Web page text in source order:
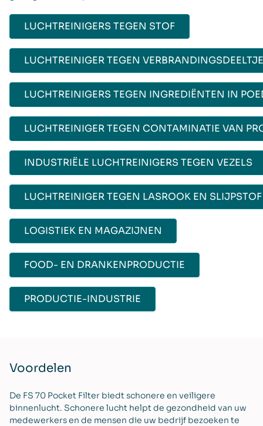
LUCHTREINIGERS TEGEN STOF
LUCHTREINIGER TEGEN
LUCHTREINIGERS TEGEN INGREDIËNTEN IN
LUCHTREINIGER TEGEN CONTAMINATIE VAN
INDUSTRIËLE LUCHTREINIGERS TEGEN VEZELS
LUCHTREINIGER TEGEN LASROOK EN SLIJPSTOF
LOGISTIEK EN MAGAZIJNEN
FOOD- EN DRANKENPRODUCTIE
PRODUCTIE-INDUSTRIE
Voordelen
De FS 70 Pocket Filter biedt schonere en veiligere
binnenlucht. Schonere lucht helpt de gezondheid van uw
medewerkers en de mensen die uw bedrijf bezoeken te